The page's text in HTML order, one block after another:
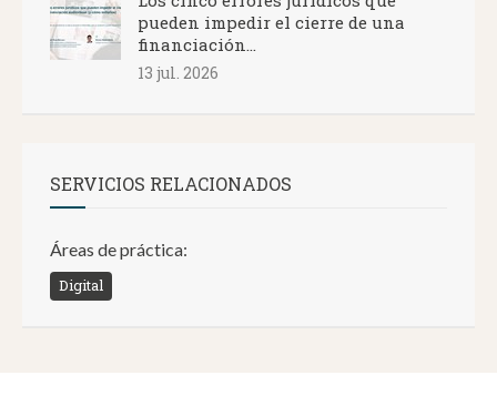
pueden impedir el cierre de una
financiación...
13 jul. 2026
SERVICIOS RELACIONADOS
Áreas de práctica:
Digital